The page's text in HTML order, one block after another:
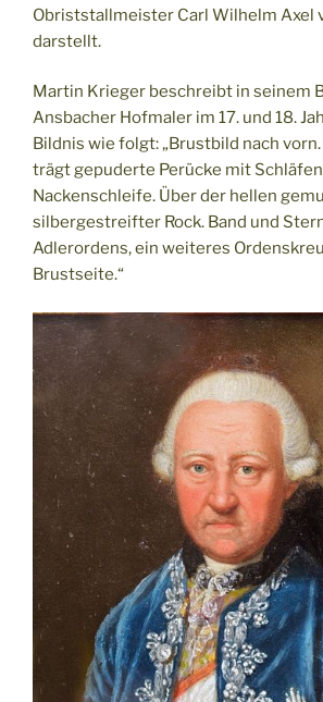
Obriststallmeister Carl Wilhelm Axel
darstellt.
Martin Krieger beschreibt in seinem
Ansbacher Hofmaler im 17. und 18.
Bildnis wie folgt: „Brustbild nach
trägt gepuderte Perücke mit
Nackenschleife. Über der hellen
silbergestreifter Rock. Band und
Adlerordens, ein weiteres
Brustseite.“